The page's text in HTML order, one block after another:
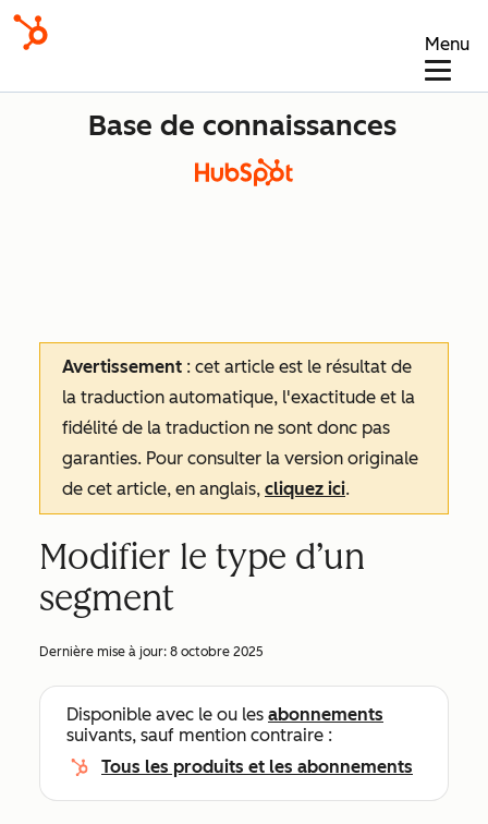
Menu
Base de connaissances
Avertissement : cet article est le résultat de
la traduction automatique, l'exactitude et la
fidélité de la traduction ne sont donc pas
garanties. Pour consulter la version originale
de cet article, en anglais, cliquez ici.
Modifier le type d’un
segment
Dernière mise à jour: 8 octobre 2025
Disponible avec le ou les abonnements
suivants, sauf mention contraire :
Tous les produits et les abonnements